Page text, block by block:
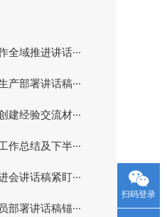
全域推进讲话···
产部署讲话稿···
建经验交流材···
作总结及下半···
会讲话稿紧盯···
部署讲话稿锚···
扫码登录